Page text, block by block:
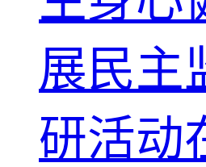
展民主
研活动